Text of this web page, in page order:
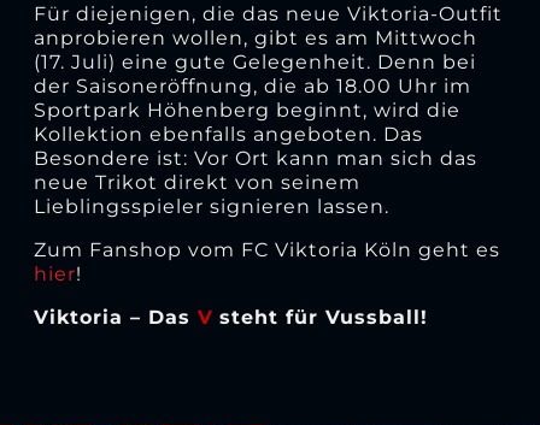
Für diejenigen, die das neue Viktoria-Outfit
anprobieren wollen, gibt es am Mittwoch
(17. Juli) eine gute Gelegenheit. Denn bei
der Saisoneröffnung, die ab 18.00 Uhr im
Sportpark Höhenberg beginnt, wird die
Kollektion ebenfalls angeboten. Das
Besondere ist: Vor Ort kann man sich das
neue Trikot direkt von seinem
Lieblingsspieler signieren lassen.
Zum Fanshop vom FC Viktoria Köln geht es
hier!
Viktoria – Das V steht für Vussball!